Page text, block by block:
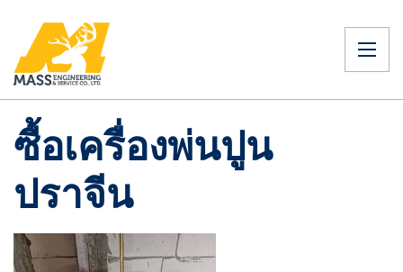
ซื้อเครื่องพ่นปูน
ปราจีน